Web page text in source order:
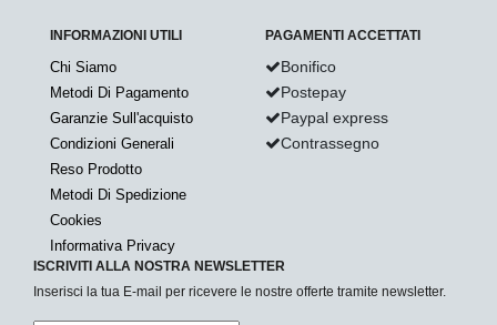
INFORMAZIONI UTILI
Chi Siamo
Metodi Di Pagamento
Garanzie Sull'acquisto
Condizioni Generali
Reso Prodotto
Metodi Di Spedizione
Cookies
Informativa Privacy
PAGAMENTI ACCETTATI
Bonifico
Postepay
Paypal express
Contrassegno
ISCRIVITI ALLA NOSTRA NEWSLETTER
Inserisci la tua E-mail per ricevere le nostre offerte tramite newsletter.